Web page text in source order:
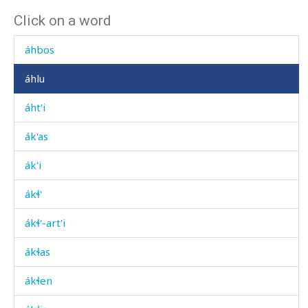
Click on a word
ácː'is éχmus
áhbos
áhlu
áht'i
ák'as
ák'i
ákɬ'
ákɬ'-art'i
ákɬas
ákɬen